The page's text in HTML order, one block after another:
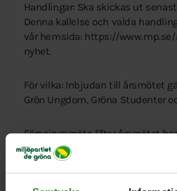
Handlingar: Ska skickas ut
Denna kallelse och valda
vår hemsida: https://
nyhet.
För vilka: Inbjudan till årsmötet
Grön Ungdom, Gröna Studenter
Föreningsmöte Efter årsmötet
konstituerande möte och